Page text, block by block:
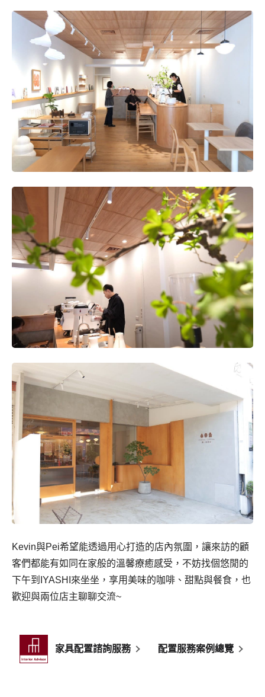
Kevin與Pei希望能透過用心打造的店內氛圍，讓來訪的顧
客們都能有如同在家般的溫馨療癒感受，不妨找個悠閒的
下午到IYASHI來坐坐，享用美味的咖啡、甜點與餐食，也
歡迎與兩位店主聊聊交流~
家具配置諮詢服務 配置服務案例總覽